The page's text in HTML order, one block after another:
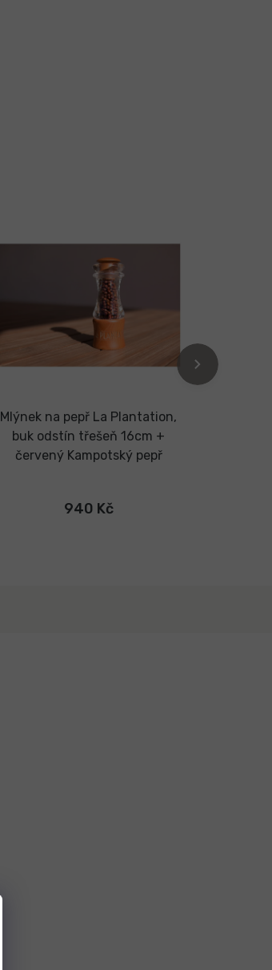
Mlýnek na pepř La Plantation,
buk odstín třešeň 16cm +
červený Kampotský pepř
940 Kč